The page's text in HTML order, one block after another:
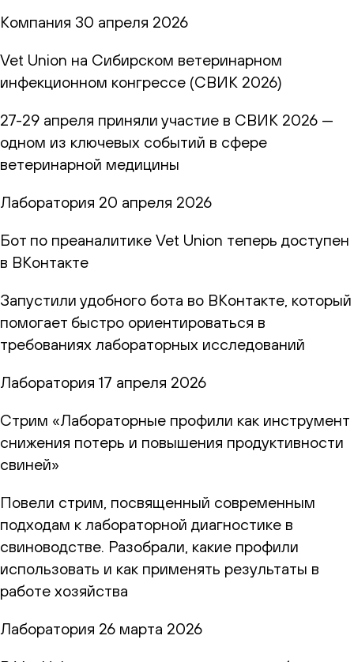
Компания 30 апреля 2026
Vet Union на Сибирском ветеринарном
инфекционном конгрессе (СВИК 2026)
27-29 апреля приняли участие в СВИК 2026 —
одном из ключевых событий в сфере
ветеринарной медицины
Лаборатория 20 апреля 2026
Бот по преаналитике Vet Union теперь доступен
в ВКонтакте
Запустили удобного бота во ВКонтакте, который
помогает быстро ориентироваться в
требованиях лабораторных исследований
Лаборатория 17 апреля 2026
Стрим «Лабораторные профили как инструмент
снижения потерь и повышения продуктивности
свиней»
Повели стрим, посвященный современным
подходам к лабораторной диагностике в
свиноводстве. Разобрали, какие профили
использовать и как применять результаты в
работе хозяйства
Лаборатория 26 марта 2026